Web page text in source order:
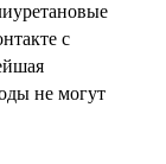
с
не могут